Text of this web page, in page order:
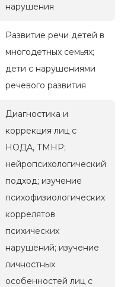
нарушения
Развитие речи детей в
многодетных семьях;
дети с нарушениями
речевого развития
Диагностика и
коррекция лиц с
НОДА, ТМНР;
нейропсихологический
подход; изучение
психофизиологических
коррелятов
психических
нарушений; изучение
личностных
особенностей лиц с